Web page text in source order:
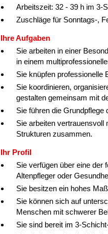
Arbeitszeit: 32 - 39 h im 3-
Zuschläge für Sonntags-,
Ihre Aufgaben
Sie arbeiten in einer
in einem
Sie knüpfen professionelle
Sie koordinieren,
gestalten gemeinsam mit
Sie führen die
Sie arbeiten vertrauensvoll
Strukturen zusammen.
Ihr Profil
Sie verfügen über eine der
Altenpfleger oder
Sie besitzen ein hohes
Sie können sich auf
Menschen mit schwerer
Sie sind bereit im 3-